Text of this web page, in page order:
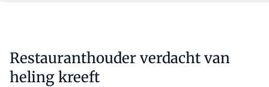
Restauranthouder verdacht van
heling kreeft